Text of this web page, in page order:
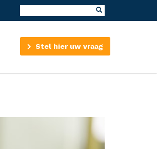
Stel hier uw vraag